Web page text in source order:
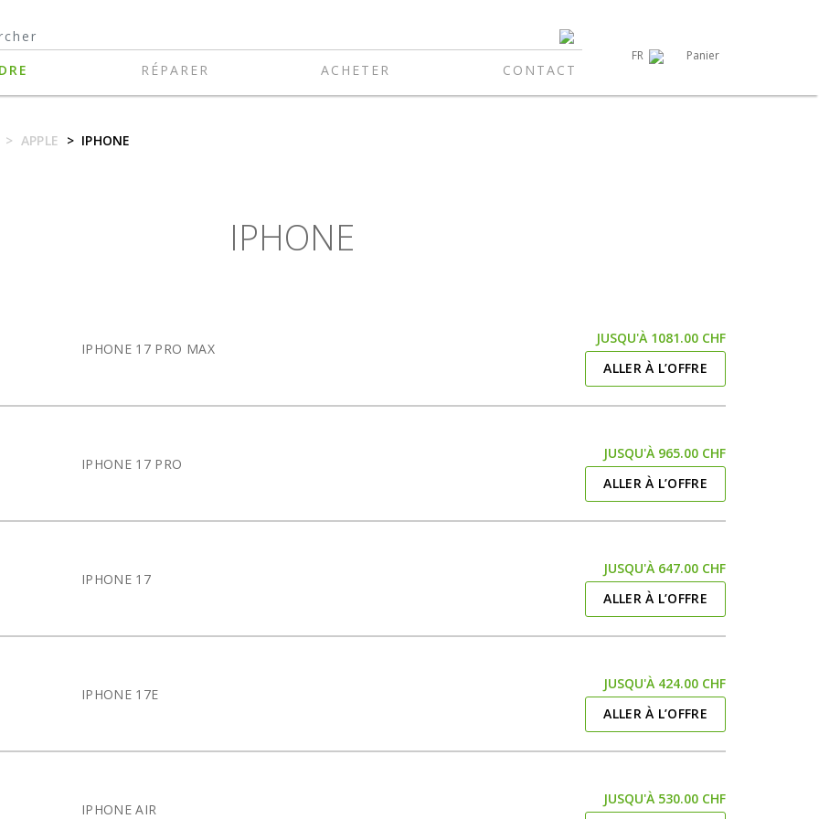
RÉPARER ACHETER CONTACT
FR Panier
> APPLE > IPHONE
IPHONE
IPHONE 17 PRO MAX
JUSQU'À 1081.00 CHF
ALLER À L’OFFRE
IPHONE 17 PRO
JUSQU'À 965.00 CHF
ALLER À L’OFFRE
IPHONE 17
JUSQU'À 647.00 CHF
ALLER À L’OFFRE
IPHONE 17E
JUSQU'À 424.00 CHF
ALLER À L’OFFRE
IPHONE AIR
JUSQU'À 530.00 CHF